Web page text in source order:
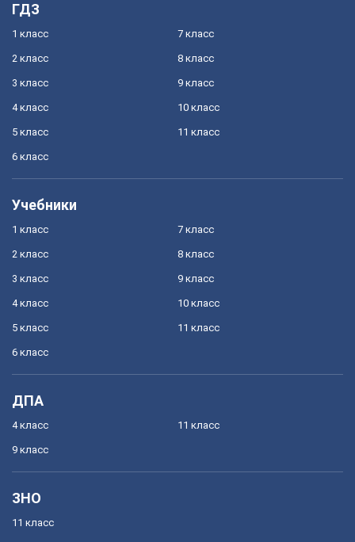
ГДЗ
1 класс
2 класс
3 класс
4 класс
5 класс
6 класс
7 класс
8 класс
9 класс
10 класс
11 класс
Учебники
1 класс
2 класс
3 класс
4 класс
5 класс
6 класс
7 класс
8 класс
9 класс
10 класс
11 класс
ДПА
4 класс
9 класс
11 класс
ЗНО
11 класс